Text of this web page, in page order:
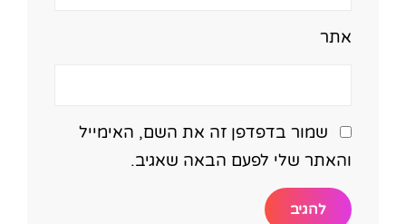
אתר
שמור בדפדפן זה את השם, האימייל
והאתר שלי לפעם הבאה שאגיב.